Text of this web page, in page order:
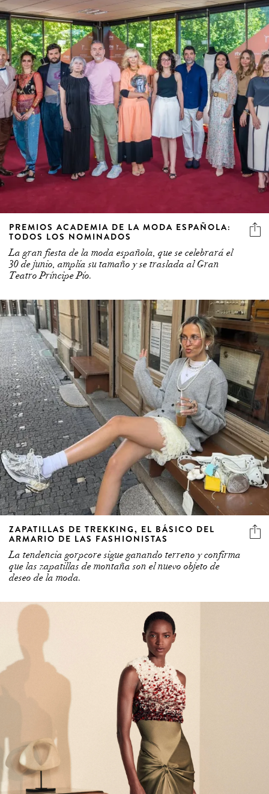
PREMIOS ACADEMIA DE LA MODA ESPAÑOLA:
TODOS LOS NOMINADOS
La gran fiesta de la moda española, que se celebrará el
30 de junio, amplía su tamaño y se traslada al Gran
Teatro Príncipe Pío.
ZAPATILLAS DE TREKKING, EL BÁSICO DEL
ARMARIO DE LAS FASHIONISTAS
La tendencia gorpcore sigue ganando terreno y confirma
que las zapatillas de montaña son el nuevo objeto de
deseo de la moda.